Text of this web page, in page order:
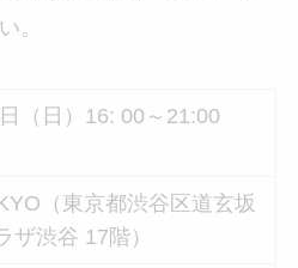
。
（日）16: 00～21:00
（東京都渋谷区道玄坂
ザ渋谷 17階）